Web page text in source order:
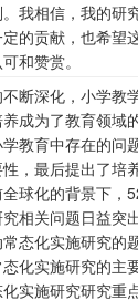
我相信，我的研
的贡献，也希望
和赞赏。
断深化，小学教
成为了教育领域
教育中存在的问
，最后提出了培
球化的背景下，
相关问题日益突
态化实施研究的
化实施研究的主
实施研究研究重点